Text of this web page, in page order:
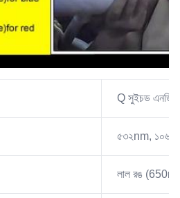
Q সুইচড এনডি
৫৩২nm,
লাল রঙ